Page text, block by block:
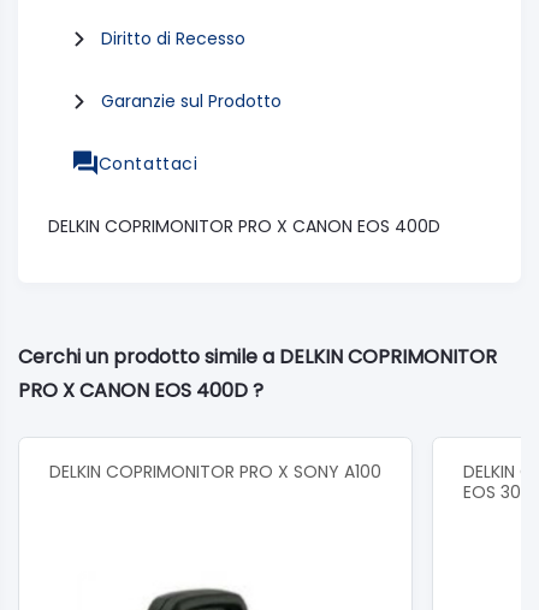
Diritto di Recesso
Garanzie sul Prodotto
Contattaci
DELKIN COPRIMONITOR PRO X CANON EOS 400D
Cerchi un prodotto simile a DELKIN COPRIMONITOR
PRO X CANON EOS 400D ?
DELKIN COPRIMONITOR PRO X SONY A100
DELKIN
EOS 30D